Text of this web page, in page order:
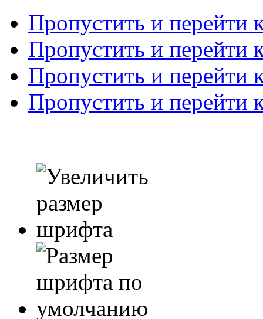
Пропустить и перейти
Пропустить и перейти
Пропустить и перейти
Пропустить и перейти